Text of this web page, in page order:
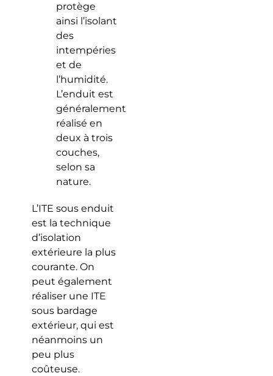
protège
ainsi l’isolant
des
intempéries
et de
l’humidité.
L’enduit est
généralement
réalisé en
deux à trois
couches,
selon sa
nature.
L’ITE sous enduit
est la technique
d’isolation
extérieure la plus
courante. On
peut également
réaliser une ITE
sous bardage
extérieur, qui est
néanmoins un
peu plus
coûteuse.